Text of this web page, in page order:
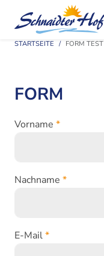
STARTSEITE FORM TEST
FORM
Vorname *
Nachname *
E-Mail*